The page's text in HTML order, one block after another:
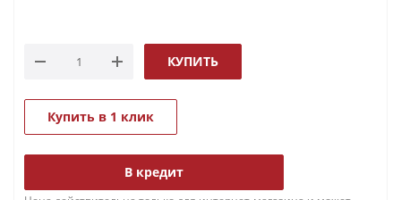
КУПИТЬ
Купить в 1 клик
В кредит